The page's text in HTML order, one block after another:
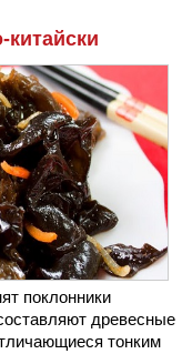
поклонники
древесные
тонким